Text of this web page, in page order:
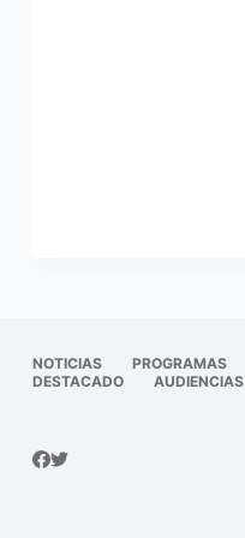
NOTICIAS PROGRAMAS
DESTACADO
AUDIENCIAS